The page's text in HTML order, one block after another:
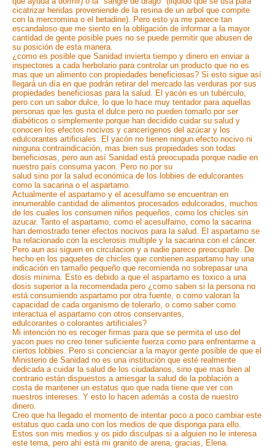
cicatrizar heridas proveniende de la resina de un arbol que compite
con la mercromina o el betadine). Pero esto ya me parece tan
escandaloso que me siento en la obligación de informar a la mayor
cantidad de gente posible pues no se puede permitir que abusen de
su posición de esta manera.
¿como es posible que Sanidad invierta tiempo y dinero en enviar a
inspectores a cada herbolario para controlar un producto que no es
mas que un alimento con propiedades beneficiosas? Si esto sigue así
llegará un día en que podrán retirar del mercado las verduras por sus
propiedades beneficiosas para la salud. El yacón es un tubérculo,
pero con un sabor dulce, lo que lo hace muy tentador para aquellas
personas que les gusta el dulce pero no pueden tomarlo por ser
diabéticos o simplemente porque han decidido cuidar su salud y
conocen los efectos nocivos y cancerígenos del azúcar y los
edulcorantes artificiales. El yacón no tienen ningun efecto nocivo ni
ninguna contraindicación, mas bien sus propiedades son todas
beneficiosas, pero aun así Sanidad está preocupada porque nadie en
nuestro país consuma yacon. Pero no por su
salud sino por la salud económica de los lobbies de edulcorantes
como la sacarina o el aspartamo.
Actualmente el aspartamo y el acesulfamo se encuentran en
innumerable cantidad de alimentos procesados edulcorados, muchos
de los cuales los consumen niños pequeños, como los chicles sin
azucar. Tanto el aspartamo, como el acesulfamo, como la sacarina
han demostrado tener efectos nocivos para la salud. El aspartamo se
ha relacionado con la esclerosis multiple y la sacarina con el cáncer.
Pero aun asi siguen en circulacion y a nadie parece preocuparle. De
hecho en los paquetes de chicles que contienen aspartamo hay una
indicación en tamaño pequeño que recomienda no sobrepasar una
dosis mínima. Esto es debido a que el aspartamo es toxico a una
dosis superior a la recomendada pero ¿como saben si la persona no
está consumiendo aspartamo por otra fuente, o como valoran la
capacidad de cada organismo de tolerarlo, o como saber como
interactua el aspartamo con otros conservantes,
edulcorantes o colorantes artificiales?
Mi intención no es recoger firmas para que se permita el uso del
yacon pues no creo tener suficiente fuerza como para enfrentarme a
ciertos lobbies. Pero si concienciar a la mayor gente posible de que el
Ministerio de Sanidad no es una institución que esté realmente
dedicada a cuidar la salud de los ciudadanos, sino que mas bien al
contrario están dispuestos a arriesgar la salud de la población a
costa de mantener un estatus quo que nada tiene que ver con
nuestros intereses. Y esto lo hacen además a costa de nuestro
dinero.
Creo que ha llegado el momento de intentar poco a poco cambiar este
estatus quo cada uno con los medios de que disponga para ello.
Estos son mis medios y os pido disculpas si a alguien no le interesa
este tema, pero ahí está mi granito de arena, gracias, Elena.